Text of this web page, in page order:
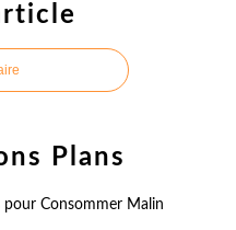
Plans